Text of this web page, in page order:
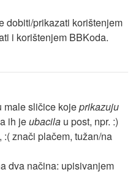
dobiti/prikazati korištenjem
i korištenjem BBKoda.
male sličice kojeprikazuju
ih jeubacila u post, npr. :)
znači plačem, tužan/na
dva načina: upisivanjem